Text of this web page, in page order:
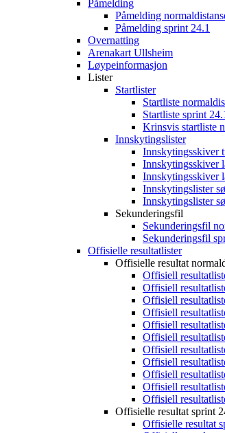
Påmelding
Påmelding
Påmelding sprint 24.1
Overnatting
Arenakart Ullsheim
Løypeinformasjon
Lister
Startlister
Startliste
Startliste sprint
Krinsvis startliste
Innskytingslister
Innskytingsskiver
Innskytingsskiver
Innskytingsskiver
Innskytingslister
Innskytingslister
Sekunderingsfil
Sekunderingsfil
Sekunderingsfil
Offisielle resultatlister
Offisielle resultat
Offisiell
Offisiell
Offisiell
Offisiell
Offisiell
Offisiell
Offisiell
Offisiell
Offisiell
Offisiell
Offisiell
Offisielle resultat sprint
Offisielle resultat